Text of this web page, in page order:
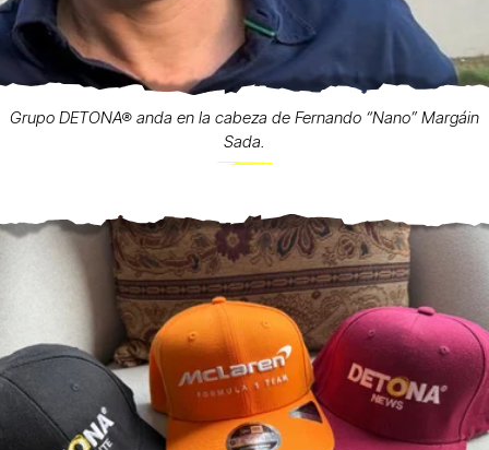
Grupo DETONA® anda en la cabeza de Fernando “Nano” Margáin
Sada.